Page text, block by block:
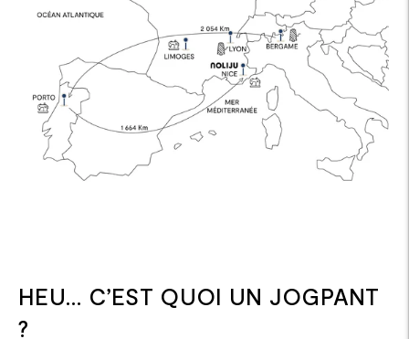
HEU… C’EST QUOI UN JOGPANT
?